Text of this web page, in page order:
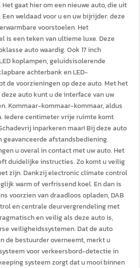
gaat hier om een nieuwe auto, die uit
weldaad voor u en uw bijrijder: deze
voorstoelen. Het
is een teken van ultieme luxe. Deze
auto waardig. Ook 17 inch
koplampen, geluidsisolerende
achterbank en LED-
de voorzieningen op deze auto. Met het
auto kunt u de interface van uw
Kommaar-kommaar-kommaar, aldus
Iedere centimeter vrije ruimte komt
inparkeren maar! Bij deze auto
geavanceerde afstandsbediening.
u overal in contact met uw auto. Het
duidelijke instructies. Zo komt u veilig
zijn. Dankzij electronic climate control
warm of verfrissend koel. En dan is
voorzien van draadloos opladen, DAB
en centrale deurvergrendeling met
en veilig als deze auto is,
veiligheidssystemen. Dat de auto
de bestuurder overneemt, merkt u
voor verkeersbord-detectie in
systeem zorgt dat u mooi binnen